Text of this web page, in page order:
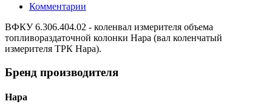
Комментарии
ВФКУ 6.306.404.02 - коленвал измерителя объема
топливораздаточной колонки Нара (вал коленчатый
измерителя ТРК Нара).
Бренд производителя
Нара